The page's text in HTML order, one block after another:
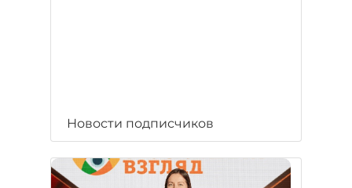
Новости подписчиков